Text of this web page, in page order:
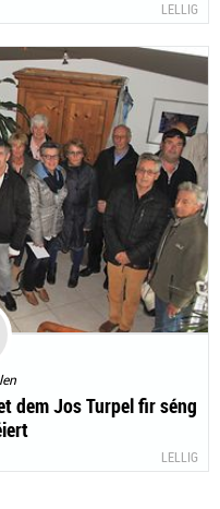
LELLIG
dem Jos Turpel fir séng
LELLIG